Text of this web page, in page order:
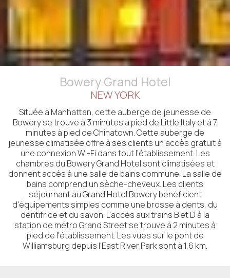
Bowery Grand Hotel
NEW YORK
Située à Manhattan, cette auberge de jeunesse de
Bowery se trouve à 3 minutes à pied de Little Italy et à 7
minutes à pied de Chinatown. Cette auberge de
jeunesse climatisée offre à ses clients un accès gratuit à
une connexion Wi-Fi dans tout l'établissement. Les
chambres du Bowery Grand Hotel sont climatisées et
donnent accès à une salle de bains commune. La salle de
bains comprend un sèche-cheveux. Les clients
séjournant au Grand Hotel Bowery bénéficient
d'équipements simples comme une brosse à dents, du
dentifrice et du savon. L'accès aux trains B et D à la
station de métro Grand Street se trouve à 2 minutes à
pied de l'établissement. Les vues sur le pont de
Williamsburg depuis l'East River Park sont à 1,6 km.